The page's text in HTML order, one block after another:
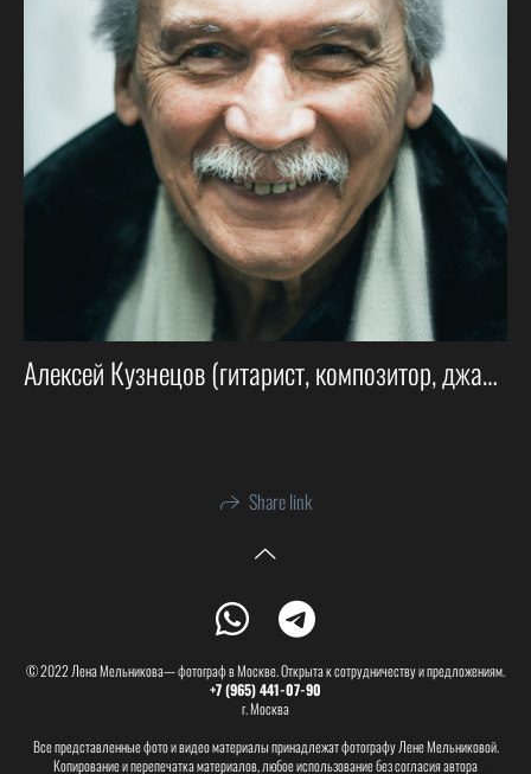
Алексей Кузнецов (гитарист, композитор, джазовый музыкант)
Share link
© 2022 Лена Мельникова— фотограф в Москве. Открыта к сотрудничеству и предложениям.
+7 (965) 441-07-90
г. Москва
Все представленные фото и видео материалы принадлежат фотографу Лене Мельниковой.
Копирование и перепечатка материалов, любое использование без согласия автора